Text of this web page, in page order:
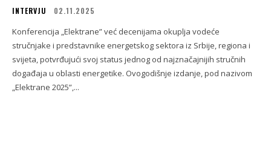
INTERVJU 02.11.2025
Konferencija „Elektrane” već decenijama okuplja vodeće
stručnjake i predstavnike energetskog sektora iz Srbije, regiona i
svijeta, potvrđujući svoj status jednog od najznačajnijih stručnih
događaja u oblasti energetike. Ovogodišnje izdanje, pod nazivom
„Elektrane 2025”,...